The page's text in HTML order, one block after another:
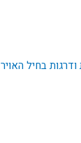
בחיל האויר